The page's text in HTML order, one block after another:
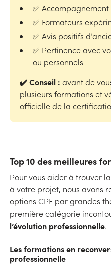
✅
✅ Formateurs
✅ Avis positifs
✅ Pertinence avec
ou personnels
✔️ Conseil : avant de
plusieurs formations et
officielle de la
Top 10 des meilleures
Pour vous aider à trouver
à votre projet, nous avons
options CPF par grandes
première catégorie
l’évolution professionnelle.
Les formations en
professionnelle